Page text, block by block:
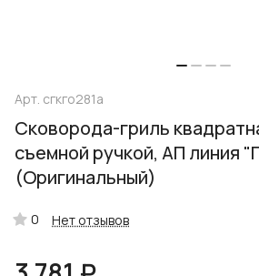
Арт. сгкго281а
Сковорода-гриль
съемной ручкой, АП линия
(Оригинальный)
0 Нет отзывов